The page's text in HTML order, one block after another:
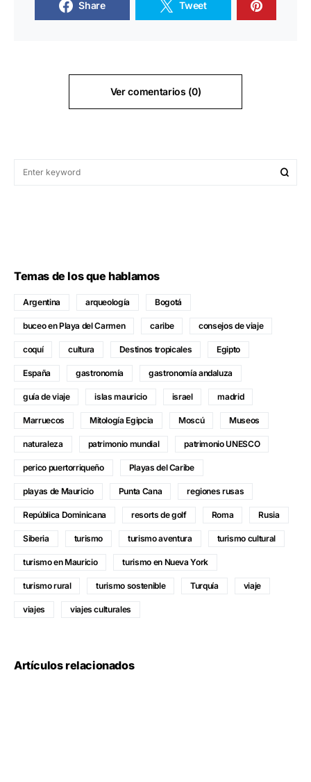
Share Tweet
Ver comentarios (0)
Temas de los que hablamos
Argentina arqueología Bogotá
buceo en Playa del Carmen caribe consejos de viaje
coquí cultura Destinos tropicales Egipto
España gastronomía gastronomía andaluza
guía de viaje islas mauricio israel madrid
Marruecos Mitología Egipcia Moscú Museos
naturaleza patrimonio mundial patrimonio UNESCO
perico puertorriqueño Playas del Caribe
playas de Mauricio Punta Cana regiones rusas
República Dominicana resorts de golf Roma Rusia
Siberia turismo turismo aventura turismo cultural
turismo en Mauricio turismo en Nueva York
turismo rural turismo sostenible Turquía viaje
viajes viajes culturales
Artículos relacionados